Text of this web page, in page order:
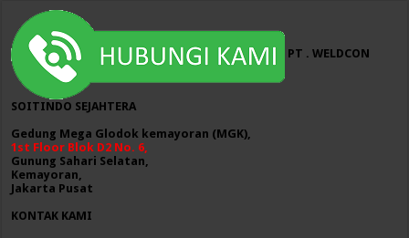
PT . WELDCON
SOITINDO SEJAHTERA
Gedung Mega Glodok kemayoran (MGK),
1st Floor Blok D2 No. 6,
Gunung Sahari Selatan,
Kemayoran,
Jakarta Pusat
KONTAK KAMI